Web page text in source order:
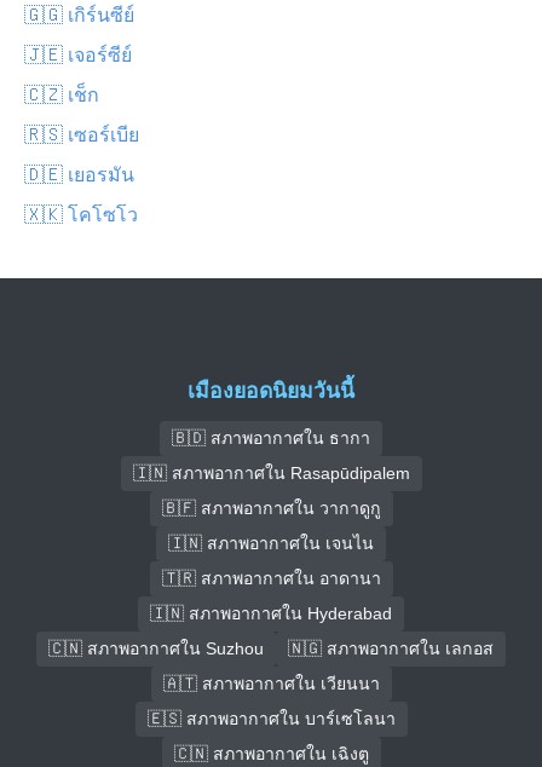
🇬🇬 เกิร์นซีย์
🇯🇪 เจอร์ซีย์
🇨🇿 เช็ก
🇷🇸 เซอร์เบีย
🇩🇪 เยอรมัน
🇽🇰 โคโซโว
เมืองยอดนิยมวันนี้
🇧🇩 สภาพอากาศใน ธากา
🇮🇳 สภาพอากาศใน Rasapūdipalem
🇧🇫 สภาพอากาศใน วากาดูกู
🇮🇳 สภาพอากาศใน เจนไน
🇹🇷 สภาพอากาศใน อาดานา
🇮🇳 สภาพอากาศใน Hyderabad
🇨🇳 สภาพอากาศใน Suzhou
🇳🇬 สภาพอากาศใน เลกอส
🇦🇹 สภาพอากาศใน เวียนนา
🇪🇸 สภาพอากาศใน บาร์เซโลนา
🇨🇳 สภาพอากาศใน เฉิงตู